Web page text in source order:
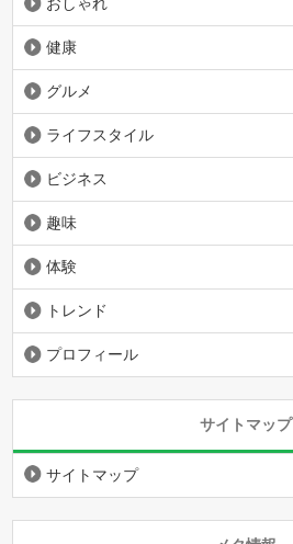
健康
グルメ
ライフスタイル
ビジネス
趣味
体験
トレンド
プロフィール
サイトマップ
サイトマップ